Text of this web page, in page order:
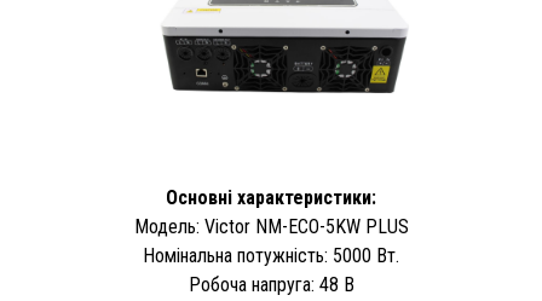
Основні характеристики:
Модель: Victor NM-ECO-5KW PLUS
Номінальна потужність: 5000 Вт.
Робоча напруга: 48 В